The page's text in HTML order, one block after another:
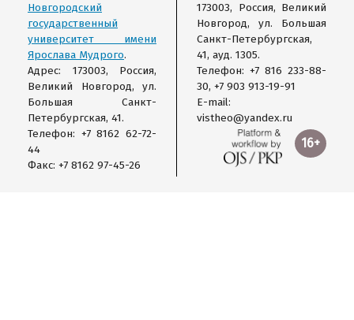
Новгородский
государственный
университет имени
Ярослава Мудрого.
Адрес: 173003, Россия,
Великий Новгород, ул.
Большая Санкт-
Петербургская, 41.
Телефон: +7 8162 62-72-
44
Факс: +7 8162 97-45-26
173003, Россия, Великий
Новгород, ул. Большая
Санкт-Петербургская,
41, ауд. 1305.
Телефон: +7 816 233-88-
30, +7 903 913-19-91
E-mail:
vistheo@yandex.ru
16+